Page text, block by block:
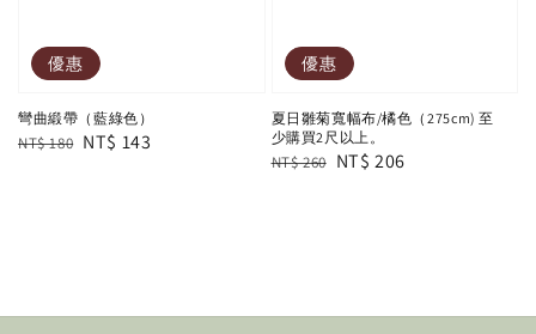
優惠
彎曲緞帶（藍綠色）
Regular
NT$ 180 Sale
NT$ 143
優惠
夏日雛菊寬幅布/橘色（275cm) 至
少購買2尺以上。
Regular
NT$ 260 Sale
NT$ 206